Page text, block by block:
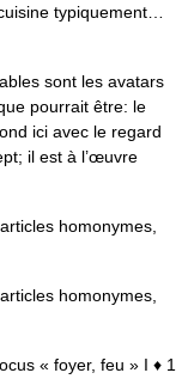
typiquement…
sont les avatars
pourrait être: le
ici avec le regard
il est à l’œuvre
homonymes,
homonymes,
« foyer, feu » I ♦ 1